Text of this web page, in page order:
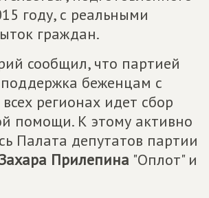
году, с реальными
граждан.
сообщил, что партией
поддержка беженцам с
регионах идет сбор
помощи. К этому активно
Палата депутатов партии
Захара Прилепина "Оплот" и